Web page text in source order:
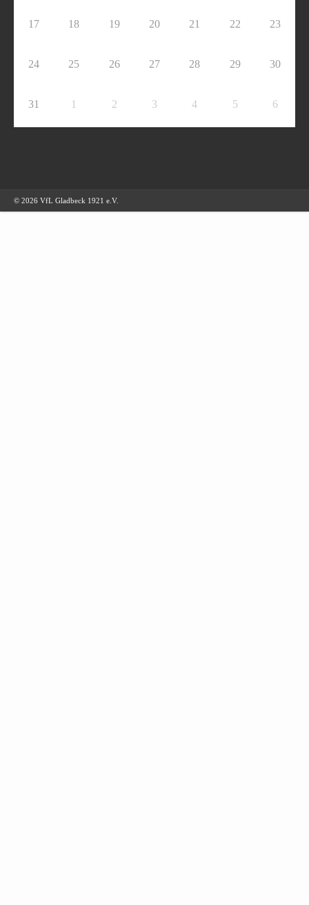
17 18 19 20 21 22 23
24 25 26 27 28 29 30
31 1 2 3 4 5 6
© 2026 VfL Gladbeck 1921 e.V.